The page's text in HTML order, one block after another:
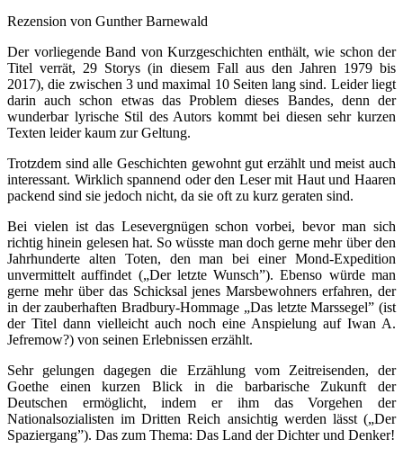
Rezension von Gunther Barnewald
Der vorliegende Band von Kurzgeschichten enthält, wie schon der
Titel verrät, 29 Storys (in diesem Fall aus den Jahren 1979 bis
2017), die zwischen 3 und maximal 10 Seiten lang sind. Leider liegt
darin auch schon etwas das Problem dieses Bandes, denn der
wunderbar lyrische Stil des Autors kommt bei diesen sehr kurzen
Texten leider kaum zur Geltung.
Trotzdem sind alle Geschichten gewohnt gut erzählt und meist auch
interessant. Wirklich spannend oder den Leser mit Haut und Haaren
packend sind sie jedoch nicht, da sie oft zu kurz geraten sind.
Bei vielen ist das Lesevergnügen schon vorbei, bevor man sich
richtig hinein gelesen hat. So wüsste man doch gerne mehr über den
Jahrhunderte alten Toten, den man bei einer Mond-Expedition
unvermittelt auffindet („Der letzte Wunsch”). Ebenso würde man
gerne mehr über das Schicksal jenes Marsbewohners erfahren, der
in der zauberhaften Bradbury-Hommage „Das letzte Marssegel” (ist
der Titel dann vielleicht auch noch eine Anspielung auf Iwan A.
Jefremow?) von seinen Erlebnissen erzählt.
Sehr gelungen dagegen die Erzählung vom Zeitreisenden, der
Goethe einen kurzen Blick in die barbarische Zukunft der
Deutschen ermöglicht, indem er ihm das Vorgehen der
Nationalsozialisten im Dritten Reich ansichtig werden lässt („Der
Spaziergang”). Das zum Thema: Das Land der Dichter und Denker!